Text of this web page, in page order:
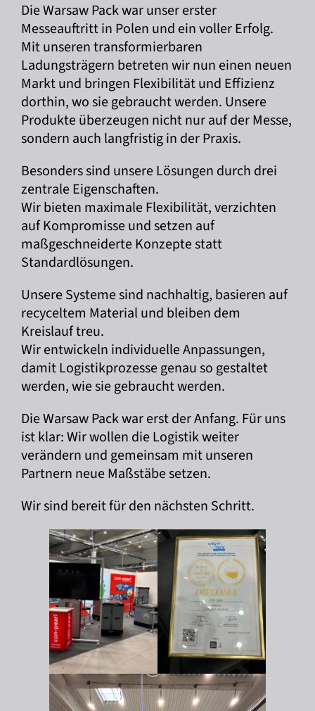
Die Warsaw Pack war unser erster
Messeauftritt in Polen und ein voller Erfolg.
Mit unseren transformierbaren
Ladungsträgern betreten wir nun einen neuen
Markt und bringen Flexibilität und Effizienz
dorthin, wo sie gebraucht werden. Unsere
Produkte überzeugen nicht nur auf der Messe,
sondern auch langfristig in der Praxis.
Besonders sind unsere Lösungen durch drei
zentrale Eigenschaften.
Wir bieten maximale Flexibilität, verzichten
auf Kompromisse und setzen auf
maßgeschneiderte Konzepte statt
Standardlösungen.
Unsere Systeme sind nachhaltig, basieren auf
recyceltem Material und bleiben dem
Kreislauf treu.
Wir entwickeln individuelle Anpassungen,
damit Logistikprozesse genau so gestaltet
werden, wie sie gebraucht werden.
Die Warsaw Pack war erst der Anfang. Für uns
ist klar: Wir wollen die Logistik weiter
verändern und gemeinsam mit unseren
Partnern neue Maßstäbe setzen.
Wir sind bereit für den nächsten Schritt.